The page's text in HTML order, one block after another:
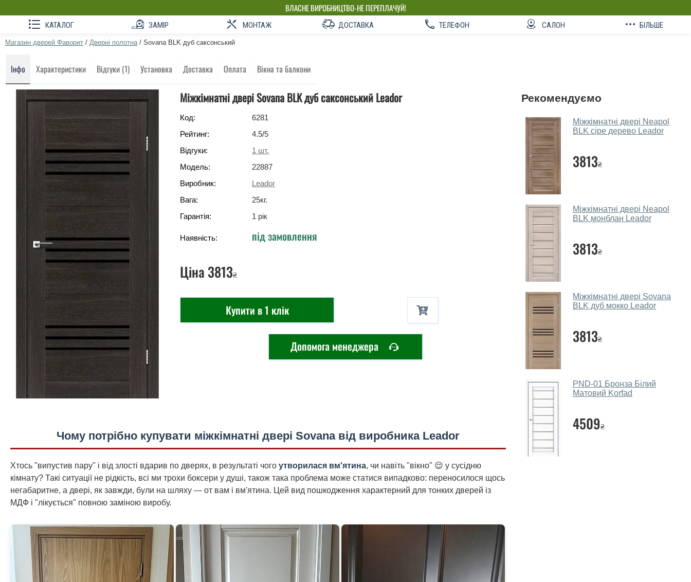
ВЛАСНЕ ВИРОБНИЦТВО-НЕ ПЕРЕПЛАЧУЙ!
КАТАЛОГ ЗАМІР МОНТАЖ ДОСТАВКА ТЕЛЕФОН САЛОН БІЛЬШЕ
Магазин дверей Фаворит / Дверні полотна / Sovana BLK дуб саксонський
Інфо Характеристики Відгуки (1) Установка Доставка Оплата Вікна та балкони
Міжкімнатні двері Sovana BLK дуб саксонський Leador
Код:
6281
Рейтинг:
4.5/5
Відгуки:
1 шт.
Модель:
22887
Виробник:
Leador
Вага:
25кг.
Гарантія:
1 рік
Наявність: під замовлення
Ціна 3813₴
Купити в 1 клік
Допомога менеджера
Чому потрібно купувати міжкімнатні двері Sovana від виробника Leador
Хтось "випустив пару" і від злості вдарив по дверях, в результаті чого утворилася вм'ятина, чи навіть "вікно" 😌 у сусідню
кімнату? Такі ситуації не рідкість, всі ми трохи боксери у душі, також така проблема може статися випадково: переносилося щось
негабаритне, а двері, як завжди, були на шляху — от вам і вм'ятина. Цей вид пошкодження характерний для тонких дверей із
МДФ і "лікується" повною заміною виробу.
Рекомендуємо
Міжкімнатні двері Neapol
BLK сіре дерево Leador
3813₴
Міжкімнатні двері Neapol
BLK монблан Leador
3813₴
Міжкімнатні двері Sovana
BLK дуб мокко Leador
3813₴
PND-01 Бронза Білий
Матовий Korfad
4509₴